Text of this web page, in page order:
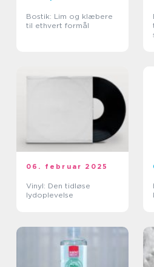
Bostik: Lim og klæbere
til ethvert formål
06. februar 2025
Vinyl: Den tidløse
lydoplevelse